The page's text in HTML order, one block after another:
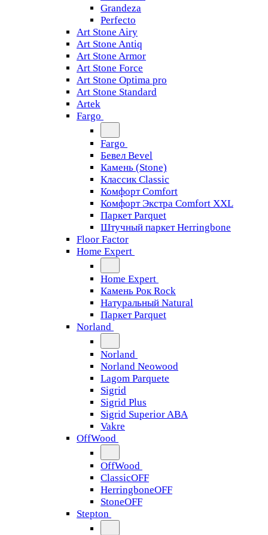
Grandeza
Perfecto
Art Stone Airy
Art Stone Antiq
Art Stone Armor
Art Stone Force
Art Stone Optima pro
Art Stone Standard
Artek
Fargo
Fargo
Бевел Bevel
Камень (Stone)
Классик Classic
Комфорт Comfort
Комфорт Экстра Comfort XXL
Паркет Parquet
Штучный паркет Herringbone
Floor Factor
Home Expert
Home Expert
Камень Рок Rock
Натуральный Natural
Паркет Parquet
Norland
Norland
Norland Neowood
Lagom Parquete
Sigrid
Sigrid Plus
Sigrid Superior ABA
Vakre
OffWood
OffWood
ClassicOFF
HerringboneOFF
StoneOFF
Stepton